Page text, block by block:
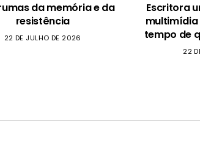
da memória e da
resistência
22 DE JULHO DE 2026
Escritora
tempo de
22